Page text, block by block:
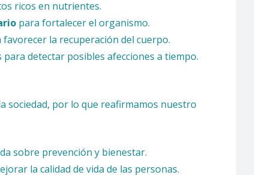
ricos en nutrientes.
para fortalecer el organismo.
favorecer la recuperación del cuerpo.
detectar posibles afecciones a tiempo.
sociedad, por lo que reafirmamos nuestro
sobre prevención y bienestar.
la calidad de vida de las personas.